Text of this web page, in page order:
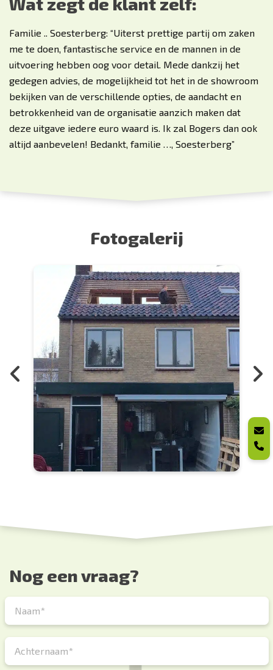
Familie .. Soesterberg: “Uiterst prettige partij om zaken
me te doen, fantastische service en de mannen in de
uitvoering hebben oog voor detail. Mede dankzij het
gedegen advies, de mogelijkheid tot het in de showroom
bekijken van de verschillende opties, de aandacht en
betrokkenheid van de organisatie aanzich maken dat
deze uitgave iedere euro waard is. Ik zal Bogers dan ook
altijd aanbevelen! Bedankt, familie …, Soesterberg”
Fotogalerij
Nog een vraag?